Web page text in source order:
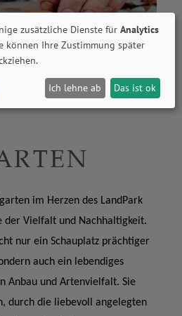
im Herzen des LandPark
der Vielfalt und Nachhaltigkeit.
nur ein Schauplatz prächtiger
auch ein lebendiges
Anbau und Artenvielfalt. Sie
durch die liebevoll angelegten
zusätzliche Dienste für Analytics
können Ihre Zustimmung später
Ich lehne ab Das ist ok